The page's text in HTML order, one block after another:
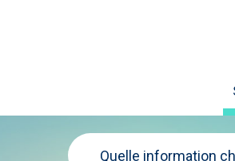
Quelle information